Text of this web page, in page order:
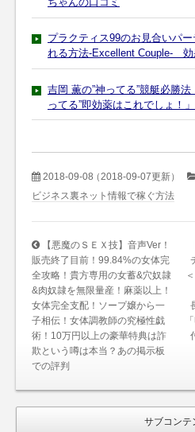
プラクティス99のお見合いパ
れる方法-Excellent Couple- 効
吉岡 薫の”神ってる”競艇必
ってる”即効薬はこれでしょ！
2018-09-08（2018-09-07更新）
ビジネス裏ネット情報で稼ぐ方法
【悪魔のＳＥＸ技】音声Ver！
販売終了目前！99.84%の女体完
全攻略！貴方専用の女蓄&穴奴隷
&肉奴隷を無限量産！麻薬以上！
女体完全支配！ソープ嬢から一
子相伝！女体調教師の究極性戯
術！10万円以上の豪華特典は詐
欺という噂は本当？あの掲示板
での評判
サブコンテ